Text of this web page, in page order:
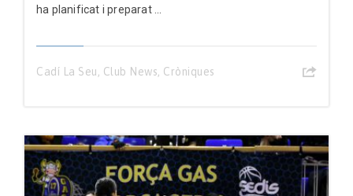
ha planificat i preparat ...
Cadí La Seu, Club News, Cròniques